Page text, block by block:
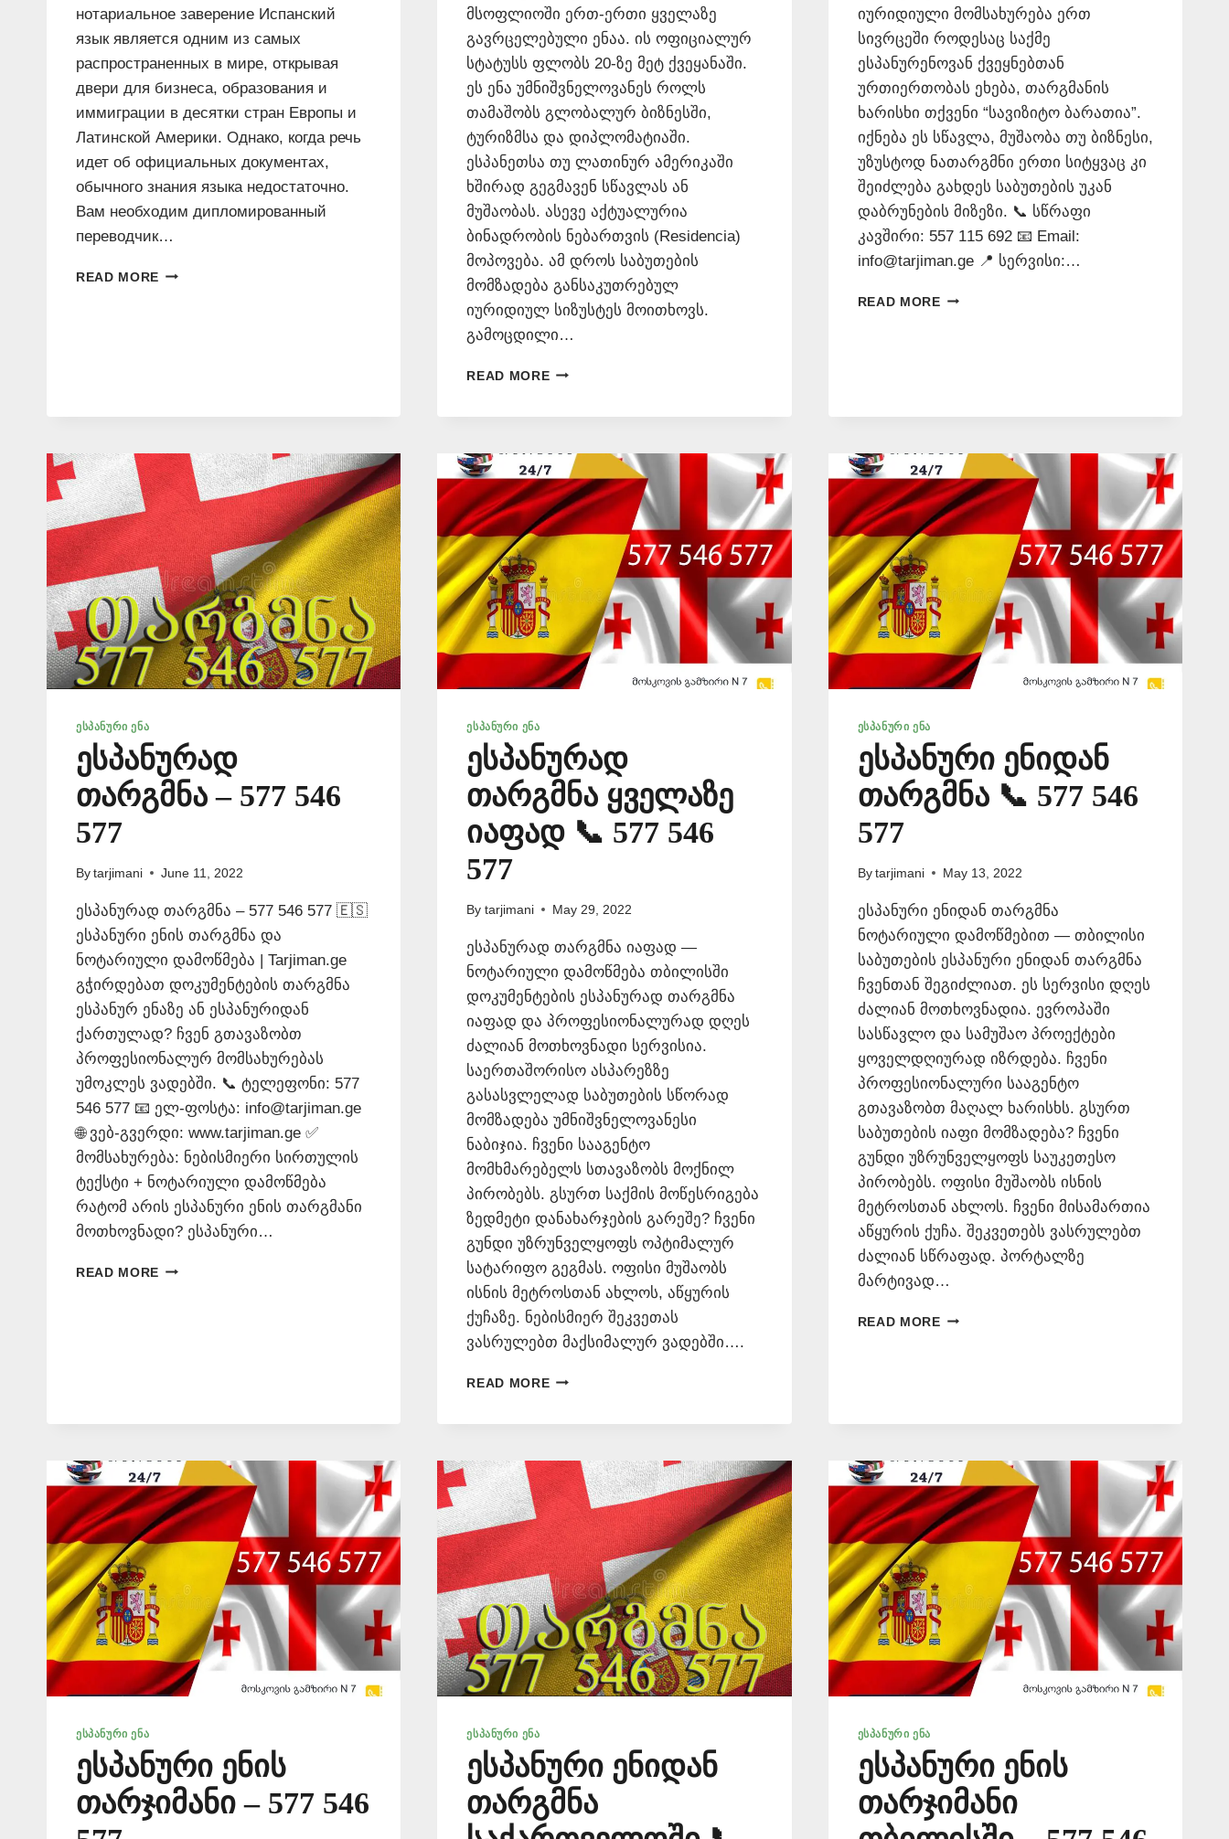
нотариальное заверение Испанский
язык является одним из самых
распространенных в мире, открывая
двери для бизнеса, образования и
иммиграции в десятки стран Европы и
Латинской Америки. Однако, когда речь
идет об официальных документах,
обычного знания языка недостаточно.
Вам необходим дипломированный
переводчик…
READ MORE ПЕРЕВОДЧИК
მსოფლიოში ერთ-ერთი ყველაზე
გავრცელებული ენაა. ის ოფიციალურ
სტატუსს ფლობს 20-ზე მეტ ქვეყანაში.
ეს ენა უმნიშვნელოვანეს როლს
თამაშობს გლობალურ ბიზნესში,
ტურიზმსა და დიპლომატიაში.
ესპანეთსა თუ ლათინურ ამერიკაში
ხშირად გეგმავენ სწავლას ან
მუშაობას. ასევე აქტუალურია
ბინადრობის ნებართვის (Residencia)
მოპოვება. ამ დროს საბუთების
მომზადება განსაკუთრებულ
იურიდიულ სიზუსტეს მოითხოვს.
გამოცდილი…
READ MOREᲔᲡᲞᲐᲜᲣᲠᲘ
546
577
იურიდიული მომსახურება ერთ
სივრცეში როდესაც საქმე
ესპანურენოვან ქვეყნებთან
ურთიერთობას ეხება, თარგმანის
ხარისხი თქვენი “სავიზიტო ბარათია”.
იქნება ეს სწავლა, მუშაობა თუ ბიზნესი,
უზუსტოდ ნათარგმნი ერთი სიტყვაც კი
შეიძლება გახდეს საბუთების უკან
დაბრუნების მიზეზი. 📞 სწრაფი
კავშირი: 557 115 692 📧 Email:
info@tarjiman.ge 📍 სერვისი:…
READ MOREᲔᲡᲞᲐᲜᲣᲠᲐᲓ
ᲔᲡᲞᲐᲜᲣᲠᲘ ᲔᲜᲐ
ესპანურად
თარგმნა – 577 546
577
By tarjimani June 11, 2022
ესპანურად თარგმნა – 577 546 577 🇪🇸
ესპანური ენის თარგმნა და
ნოტარიული დამოწმება | Tarjiman.ge
გჭირდებათ დოკუმენტების თარგმნა
ესპანურ ენაზე ან ესპანურიდან
ქართულად? ჩვენ გთავაზობთ
პროფესიონალურ მომსახურებას
უმოკლეს ვადებში. 📞 ტელეფონი: 577
546 577 📧 ელ-ფოსტა: info@tarjiman.ge
🌐 ვებ-გვერდი: www.tarjiman.ge ✅
მომსახურება: ნებისმიერი სირთულის
ტექსტი + ნოტარიული დამოწმება
რატომ არის ესპანური ენის თარგმანი
მოთხოვნადი? ესპანური…
READ MORE ᲔᲡᲞᲐᲜᲣᲠᲐᲓ
ᲔᲡᲞᲐᲜᲣᲠᲘ ᲔᲜᲐ
ესპანურად
თარგმნა ყველაზე
იაფად 📞 577 546
577
By tarjimani May 29, 2022
ესპანურად თარგმნა იაფად —
ნოტარიული დამოწმება თბილისში
დოკუმენტების ესპანურად თარგმნა
იაფად და პროფესიონალურად დღეს
ძალიან მოთხოვნადი სერვისია.
საერთაშორისო ასპარეზზე
გასასვლელად საბუთების სწორად
მომზადება უმნიშვნელოვანესი
ნაბიჯია. ჩვენი სააგენტო
მომხმარებელს სთავაზობს მოქნილ
პირობებს. გსურთ საქმის მოწესრიგება
ზედმეტი დანახარჯების გარეშე? ჩვენი
გუნდი უზრუნველყოფს ოპტიმალურ
სატარიფო გეგმას. ოფისი მუშაობს
ისნის მეტროსთან ახლოს, აწყურის
ქუჩაზე. ნებისმიერ შეკვეთას
ვასრულებთ მაქსიმალურ ვადებში….
READ MOREᲔᲡᲞᲐᲜᲣᲠᲐᲓ
577
546
577
ᲔᲡᲞᲐᲜᲣᲠᲘ ᲔᲜᲐ
ესპანური ენიდან
თარგმნა 📞 577 546
577
By tarjimani May 13, 2022
ესპანური ენიდან თარგმნა
ნოტარიული დამოწმებით — თბილისი
საბუთების ესპანური ენიდან თარგმნა
ჩვენთან შეგიძლიათ. ეს სერვისი დღეს
ძალიან მოთხოვნადია. ევროპაში
სასწავლო და სამუშაო პროექტები
ყოველდღიურად იზრდება. ჩვენი
პროფესიონალური სააგენტო
გთავაზობთ მაღალ ხარისხს. გსურთ
საბუთების იაფი მომზადება? ჩვენი
გუნდი უზრუნველყოფს საუკეთესო
პირობებს. ოფისი მუშაობს ისნის
მეტროსთან ახლოს. ჩვენი მისამართია
აწყურის ქუჩა. შეკვეთებს ვასრულებთ
ძალიან სწრაფად. პორტალზე
მარტივად…
READ MOREᲔᲡᲞᲐᲜᲣᲠᲘ
ᲔᲡᲞᲐᲜᲣᲠᲘ ᲔᲜᲐ
ესპანური ენის
თარჯიმანი – 577 546
ᲔᲡᲞᲐᲜᲣᲠᲘ ᲔᲜᲐ
ესპანური ენიდან
თარგმნა
ᲔᲡᲞᲐᲜᲣᲠᲘ ᲔᲜᲐ
ესპანური ენის
თარჯიმანი